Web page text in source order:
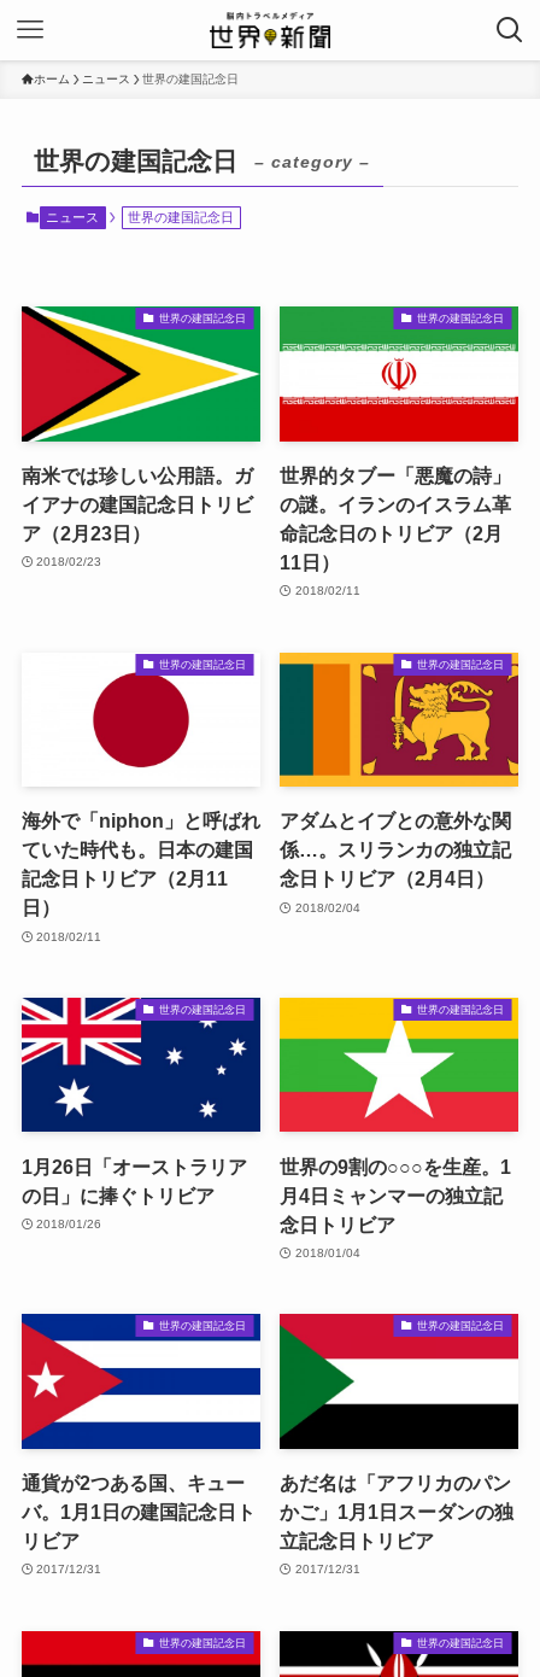
ホーム ニュース 世界の建国記念日
世界の建国記念日 – category –
ニュース 世界の建国記念日
世界の建国記念日
南米では珍しい公用語。ガ
イアナの建国記念日トリビ
ア（2月23日）
2018/02/23
世界の建国記念日
世界的タブー「悪魔の詩」
の謎。イランのイスラム革
命記念日のトリビア（2月
11日）
2018/02/11
世界の建国記念日
海外で「niphon」と呼ばれ
ていた時代も。日本の建国
記念日トリビア（2月11
日）
2018/02/11
世界の建国記念日
アダムとイブとの意外な関
係…。スリランカの独立記
念日トリビア（2月4日）
2018/02/04
世界の建国記念日
1月26日「オーストラリア
の日」に捧ぐトリビア
2018/01/26
世界の建国記念日
世界の9割の○○○を生産。1
月4日ミャンマーの独立記
念日トリビア
2018/01/04
世界の建国記念日
通貨が2つある国、キュー
バ。1月1日の建国記念日ト
リビア
2017/12/31
世界の建国記念日
あだ名は「アフリカのパン
かご」1月1日スーダンの独
立記念日トリビア
2017/12/31
世界の建国記念日 世界の建国記念日